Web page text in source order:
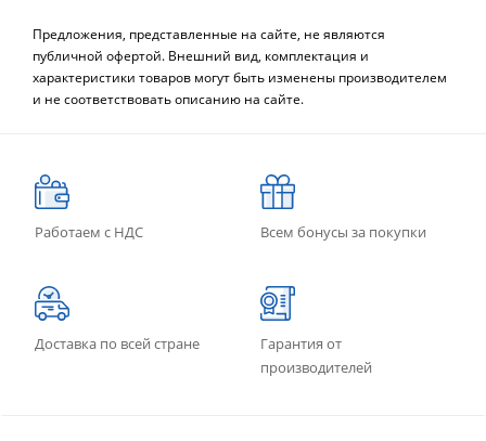
Предложения, представленные на сайте, не являются
публичной офертой. Внешний вид, комплектация и
характеристики товаров могут быть изменены производителем
и не соответствовать описанию на сайте.
Работаем с НДС Всем бонусы за покупки
Доставка по всей стране
Гарантия от
производителей